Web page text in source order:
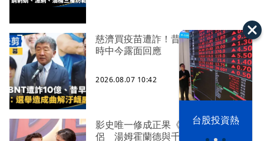
之下
台股投資熱
慈濟買疫苗遭詐！昔遭轟擋疫苗 陳
時中今露面回應
2026.08.07 10:42
影史唯一修成正果《蜘蛛人》銀幕情
侶 湯姆霍蘭德與千黛亞英國辦結婚